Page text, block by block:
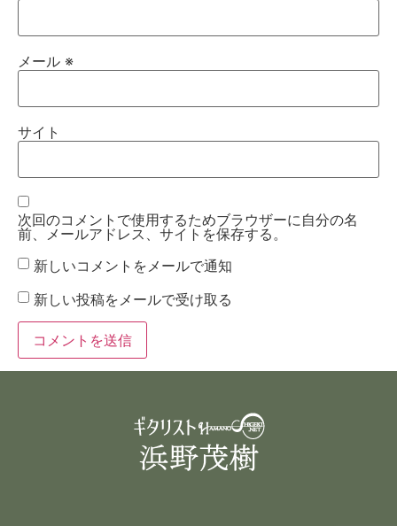
メール ※
サイト
次回のコメントで使用するためブラウザーに自分の名
前、メールアドレス、サイトを保存する。
新しいコメントをメールで通知
新しい投稿をメールで受け取る